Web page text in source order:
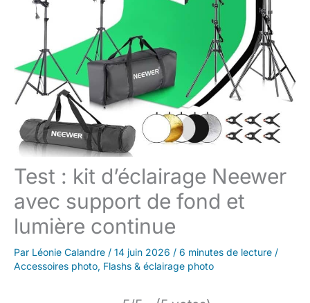
Test : kit d’éclairage Neewer
avec support de fond et
lumière continue
Par Léonie Calandre / 14 juin 2026 / 6 minutes de lecture /
Accessoires photo, Flashs & éclairage photo